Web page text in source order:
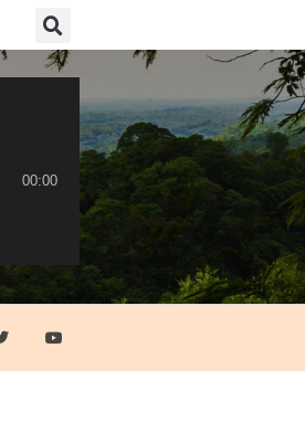
00:00